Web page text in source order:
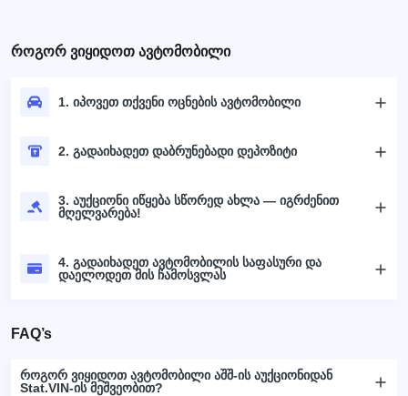
როგორ ვიყიდოთ ავტომობილი
1. იპოვეთ თქვენი ოცნების ავტომობილი
2. გადაიხადეთ დაბრუნებადი დეპოზიტი
3. აუქციონი იწყება სწორედ ახლა — იგრძენით
მღელვარება!
4. გადაიხადეთ ავტომობილის საფასური და
დაელოდეთ მის ჩამოსვლას
FAQ’s
როგორ ვიყიდოთ ავტომობილი აშშ-ის აუქციონიდან
Stat.VIN-ის მეშვეობით?